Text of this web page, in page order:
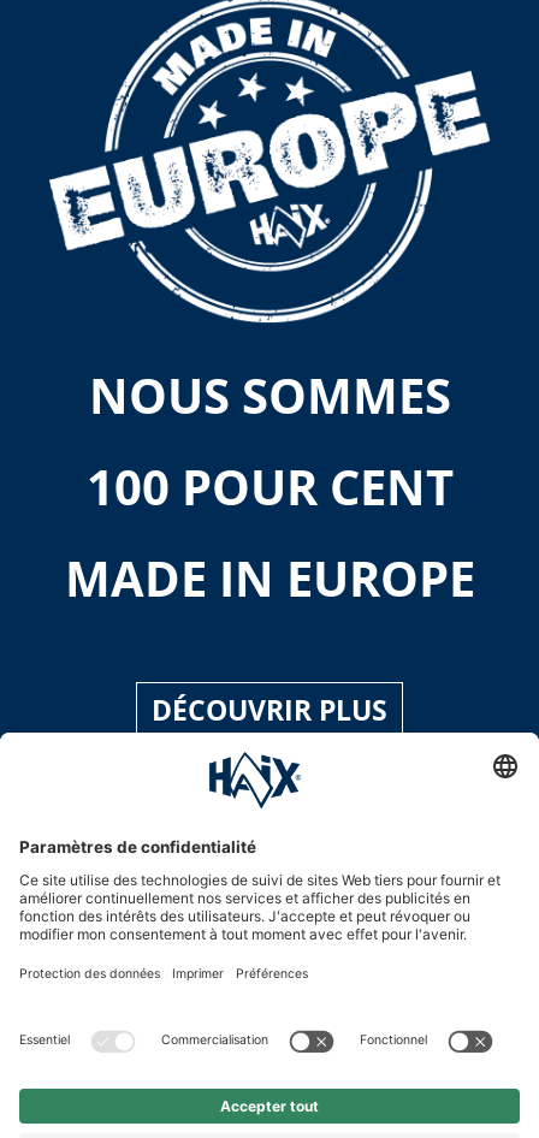
NOUS SOMMES
100 POUR CENT
MADE IN EUROPE
DÉCOUVRIR PLUS
Hotline assistance
International
Newsletter